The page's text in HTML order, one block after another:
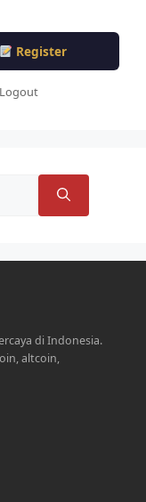
Register
Logout
di Indonesia.
altcoin,